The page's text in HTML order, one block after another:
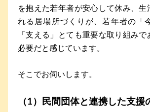
を抱えた若年者が安心して休み、生
れる居場所づくりが、若年者の「
「支える」とても重要な取り組みで
必要だと感じています。
そこでお伺いします。
（1）民間団体と連携した支援